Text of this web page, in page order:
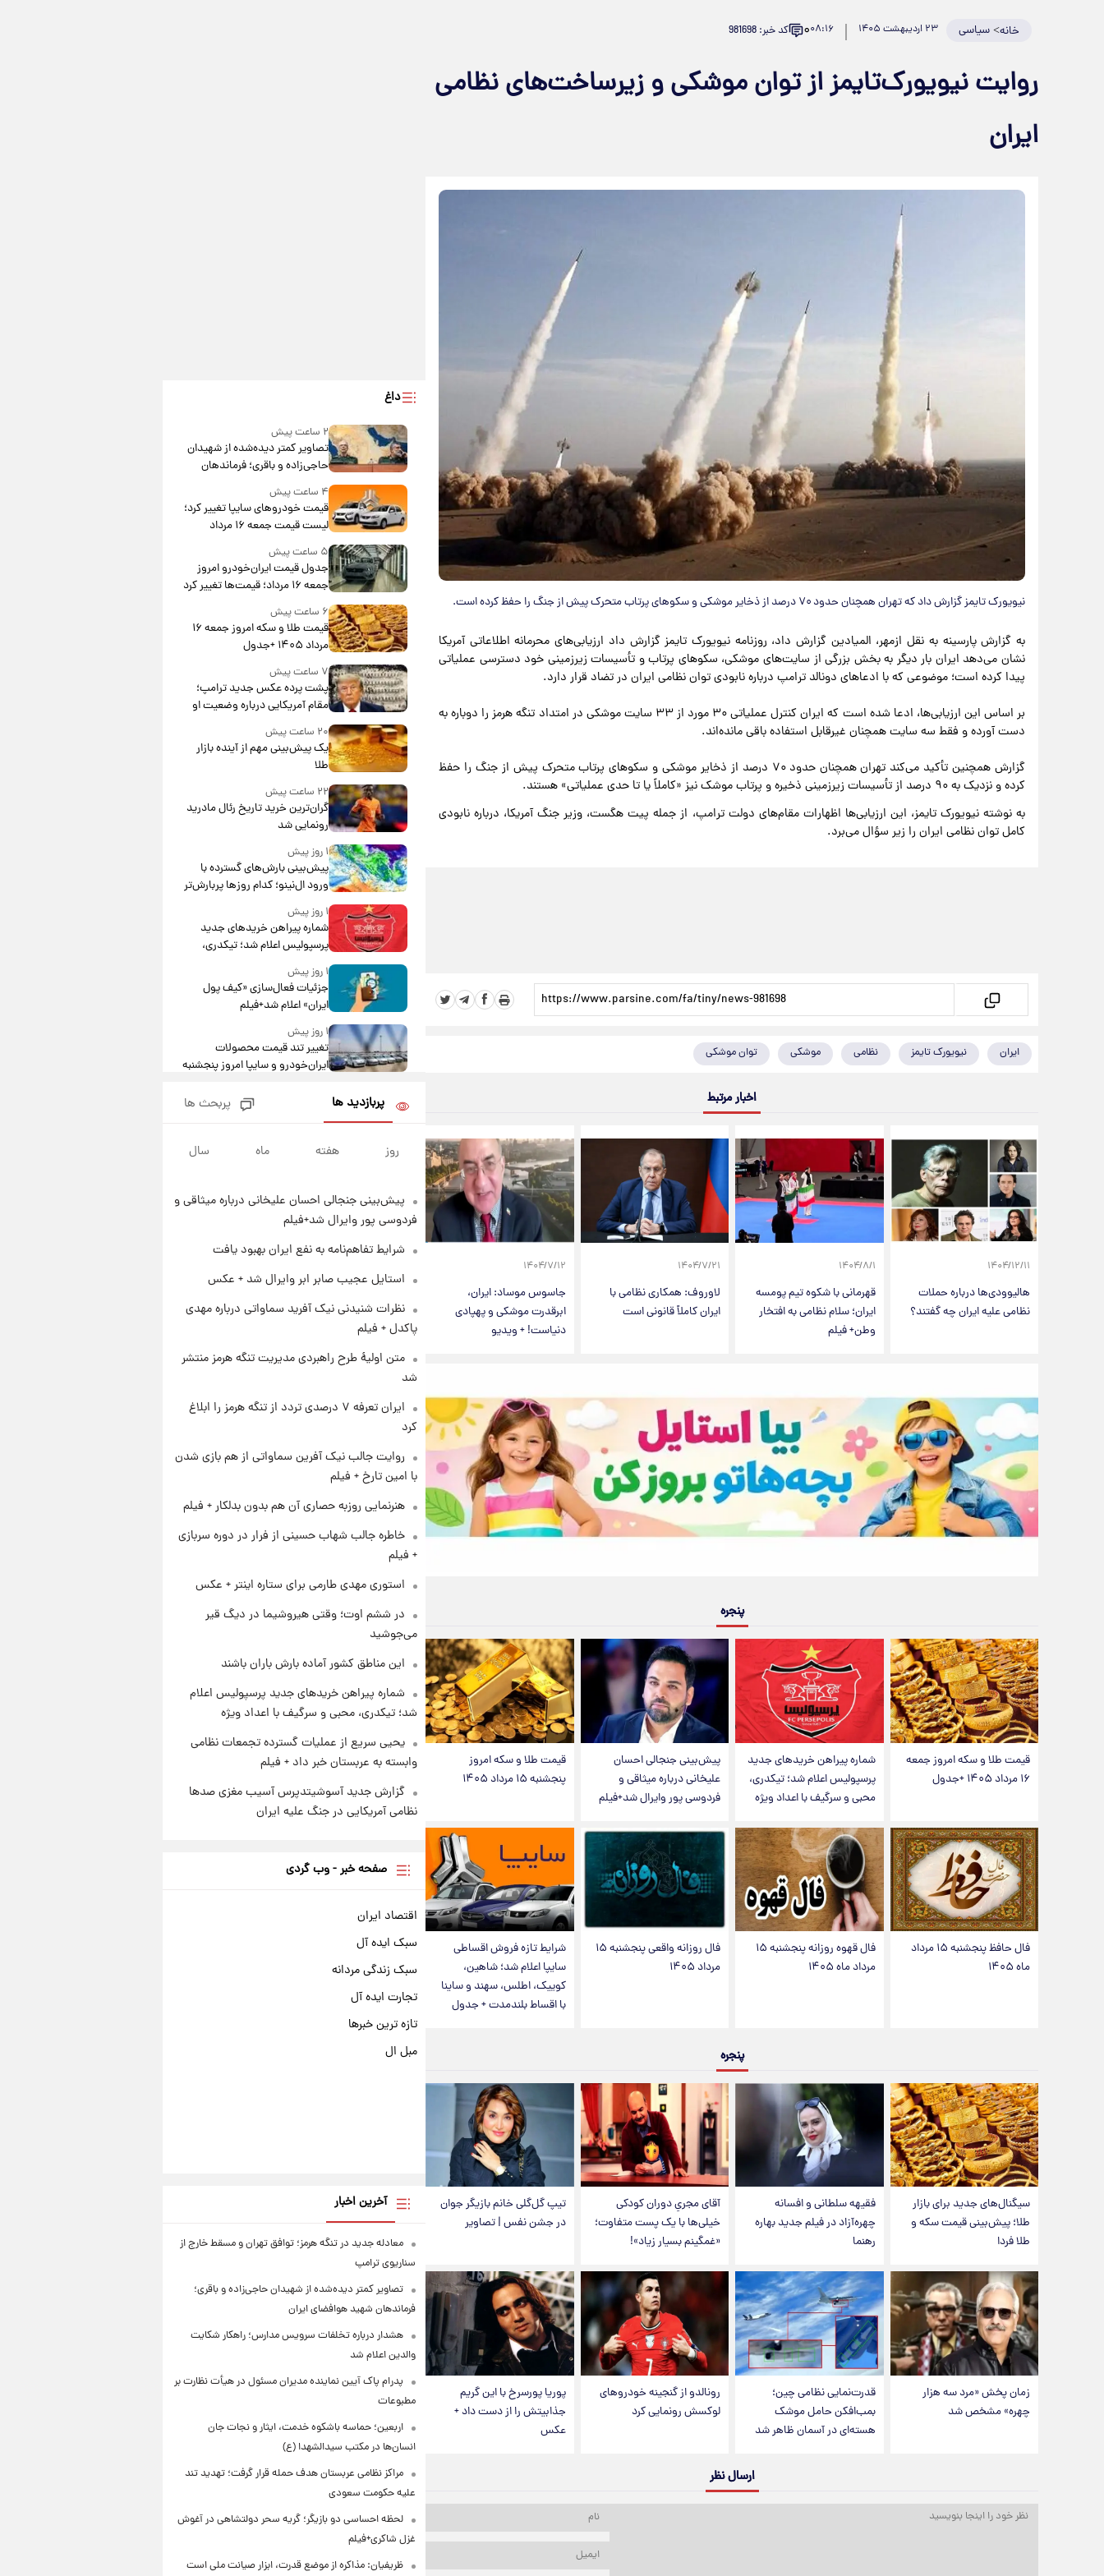
خانه>سیاسی ۲۳ اردیبهشت ۱۴۰۵ ۰۸:۱۶۰ کد خبر: 981698
روایت نیویورک‌تایمز از توان موشکی و زیرساخت‌های نظامی
ایران
نیویورک تایمز گزارش داد که تهران همچنان حدود ۷۰ درصد از ذخایر موشکی و سکوهای پرتاب متحرک پیش از جنگ را حفظ کرده است.
به گزارش پارسینه به نقل ازمهر، المیادین گزارش داد، روزنامه نیویورک تایمز گزارش داد ارزیابی‌های محرمانه اطلاعاتی آمریکا
نشان می‌دهد ایران بار دیگر به بخش بزرگی از سایت‌های موشکی، سکوهای پرتاب و تأسیسات زیرزمینی خود دسترسی عملیاتی
پیدا کرده است؛ موضوعی که با ادعاهای دونالد ترامپ درباره نابودی توان نظامی ایران در تضاد قرار دارد.
بر اساس این ارزیابی‌ها، ادعا شده است که ایران کنترل عملیاتی ۳۰ مورد از ۳۳ سایت موشکی در امتداد تنگه هرمز را دوباره به
دست آورده و فقط سه سایت همچنان غیرقابل استفاده باقی مانده‌اند.
گزارش همچنین تأکید می‌کند تهران همچنان حدود ۷۰ درصد از ذخایر موشکی و سکوهای پرتاب متحرک پیش از جنگ را حفظ
کرده و نزدیک به ۹۰ درصد از تأسیسات زیرزمینی ذخیره و پرتاب موشک نیز «کاملاً یا تا حدی عملیاتی» هستند.
به نوشته نیویورک تایمز، این ارزیابی‌ها اظهارات مقام‌های دولت ترامپ، از جمله پیت هگست، وزیر جنگ آمریکا، درباره نابودی
کامل توان نظامی ایران را زیر سؤال می‌برد.
ایران نیویورک تایمز نظامی موشکی توان موشکی
اخبار مرتبط
۱۴۰۴/۱۲/۱۱
هالیوودی‌ها درباره حملات
نظامی علیه ایران چه گفتند؟
۱۴۰۴/۸/۱
قهرمانی با شکوه تیم پومسه
ایران؛ سلام نظامی به افتخار
وطن+ فیلم
۱۴۰۴/۷/۲۱
لاوروف: همکاری نظامی با
ایران کاملاً قانونی است
۱۴۰۴/۷/۱۲
جاسوس موساد: ایران،
ابرقدرت موشکی و پهپادی
دنیاست! + ویدیو
پنجره
قیمت طلا و سکه امروز جمعه
۱۶ مرداد ۱۴۰۵ +جدول
شماره پیراهن خریدهای جدید
پرسپولیس اعلام شد؛ تیکدری،
محبی و سرگیف با اعداد ویژه
پیش‌بینی جنجالی احسان
علیخانی درباره میثاقی و
فردوسی پور وایرال شد+فیلم
قیمت طلا و سکه امروز
پنجشنبه ۱۵ مرداد ۱۴۰۵
فال حافظ پنجشنبه ۱۵ مرداد
ماه ۱۴۰۵
فال قهوه روزانه پنجشنبه ۱۵
مرداد ماه ۱۴۰۵
فال روزانه واقعی پنجشنبه ۱۵
مرداد ۱۴۰۵
شرایط تازه فروش اقساطی
سایپا اعلام شد؛ شاهین،
کوییک، اطلس، سهند و ساینا
با اقساط بلندمدت + جدول
پنجره
سیگنال‌های جدید برای بازار
طلا؛ پیش‌بینی قیمت سکه و
طلا فردا
فقیهه سلطانی و افسانه
چهره‌آزاد در فیلم جدید بهاره
رهنما
آقای مجریِ دوران کودکی
خیلی‌ها با یک پست متفاوت؛
«غمگینم بسیار زیاد»!
تیپ گل‌گلی خانم بازیگر جوان
در جشن نفس | تصاویر
زمان پخش «مرد سه هزار
چهره» مشخص شد
قدرت‌نمایی نظامی چین؛
بمب‌افکن حامل موشک
هسته‌ای در آسمان ظاهر شد
رونالدو از گنجینه خودروهای
لوکسش رونمایی کرد
پوریا پورسرخ با این گریم
جذابیتش را از دست داد +
عکس
ارسال نظر
داغ
۲ ساعت پیش
تصاویر کمتر دیده‌شده از شهیدان
حاجی‌زاده و باقری؛ فرماندهان
شهید هوافضای ایران
۴ ساعت پیش
قیمت خودروهای سایپا تغییر کرد؛
لیست قیمت جمعه ۱۶ مرداد
منتشر شد
۵ ساعت پیش
جدول قیمت ایران‌خودرو امروز
جمعه ۱۶ مرداد؛ قیمت‌ها تغییر کرد
۶ ساعت پیش
قیمت طلا و سکه امروز جمعه ۱۶
مرداد ۱۴۰۵ +جدول
۷ ساعت پیش
پشت پرده عکس جدید ترامپ؛
مقام آمریکایی درباره وضعیت او
۲۰ ساعت پیش
یک پیش‌بینی مهم از آینده بازار
طلا
۲۲ ساعت پیش
گران‌ترین خرید تاریخ رئال مادرید
رونمایی شد
۱ روز پیش
پیش‌بینی بارش‌های گسترده با
ورود ال‌نینو؛ کدام روزها پربارش‌تر
خواهند بود؟
۱ روز پیش
شماره پیراهن خریدهای جدید
پرسپولیس اعلام شد؛ تیکدری،
محبی و سرگیف با اعداد ویژه
۱ روز پیش
جزئیات فعال‌سازی «کیف پول
ایران» اعلام شد+فیلم
۱ روز پیش
تغییر تند قیمت محصولات
ایران‌خودرو و سایپا امروز پنجشنبه
قیمت طلا و سکه امروز پنجشنبه
۱۵ مرداد ۱۴۰۵
۱ روز پیش
۱ روز پیش
شرایط تازه فروش اقساطی سایپا
اعلام شد؛ شاهین، کوییک، اطلس،
جدول
سیگنال‌های جدید برای بازار طلا؛
پیش‌بینی قیمت سکه و طلا فردا
پربازدید ها پربحث ها
روز هفته ماه سال
پیش‌بینی جنجالی احسان علیخانی درباره میثاقی و
فردوسی پور وایرال شد+فیلم
شرایط تفاهم‌نامه به نفع ایران بهبود یافت
استایل عجیب صابر ابر وایرال شد + عکس
نظرات شنیدنی نیک آفرید سماواتی درباره مهدی
پاکدل + فیلم
متن اولیۀ طرح راهبردی مدیریت تنگه هرمز منتشر
شد
ایران تعرفه ۷ درصدی تردد از تنگه هرمز را ابلاغ
کرد
روایت جالب نیک آفرین سماواتی از هم بازی شدن
با امین تارخ + فیلم
هنرنمایی روزبه حصاری آن هم بدون بدلکار + فیلم
خاطره جالب شهاب حسینی از فرار در دوره سربازی
+ فیلم
استوری مهدی طارمی برای ستاره اینتر + عکس
در ششم اوت؛ وقتی هیروشیما در دیگ قیر
می‌جوشید
این مناطق کشور آماده بارش باران باشند
شماره پیراهن خریدهای جدید پرسپولیس اعلام
شد؛ تیکدری، محبی و سرگیف با اعداد ویژه
یحیی سریع از عملیات گسترده تجمعات نظامی
وابسته به عربستان خبر داد + فیلم
گزارش جدید آسوشیتدپرس آسیب مغزی صدها
نظامی آمریکایی در جنگ علیه ایران
صفحه خبر - وب گردی
اقتصاد ایران
سبک ایده آل
سبک زندگی مردانه
تجارت ایده آل
تازه ترین خبرها
مبل ال
آخرین اخبار
معادله جدید در تنگه هرمز؛ توافق تهران و مسقط خارج از
سناریوی ترامپ
تصاویر کمتر دیده‌شده از شهیدان حاجی‌زاده و باقری؛
فرماندهان شهید هوافضای ایران
هشدار درباره تخلفات سرویس مدارس؛ راهکار شکایت
والدین اعلام شد
پدرام پاک آیین نماینده مدیران مسئول در هیأت نظارت بر
مطبوعات
اربعین؛ حماسه باشکوه خدمت، ایثار و نجات جان
انسان‌ها در مکتب سیدالشهدا (ع)
مراکز نظامی عربستان هدف حمله قرار گرفت؛ تهدید تند
علیه حکومت سعودی
لحظه احساسی دو بازیگر؛ گریه سحر دولتشاهی در آغوش
غزل شاکری+فیلم
ظریفیان: مذاکره از موضع قدرت، ابزار صیانت ملی است